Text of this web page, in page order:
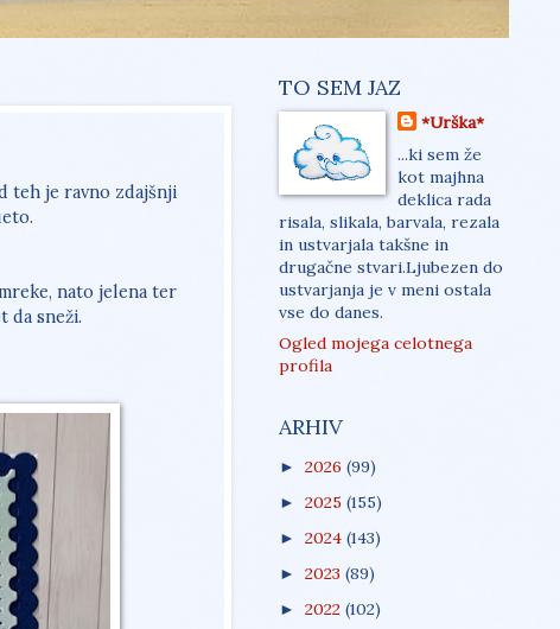
teh je ravno zdajšnji
nato jelena ter
da sneži.
TO SEM JAZ
*Urška*
...ki sem že
kot majhna
deklica rada
risala, slikala, barvala, rezala
in ustvarjala takšne in
drugačne stvari.Ljubezen do
ustvarjanja je v meni ostala
vse do danes.
Ogled mojega celotnega
profila
ARHIV
► 2026 (99)
► 2025 (155)
► 2024 (143)
► 2023 (89)
► 2022 (102)